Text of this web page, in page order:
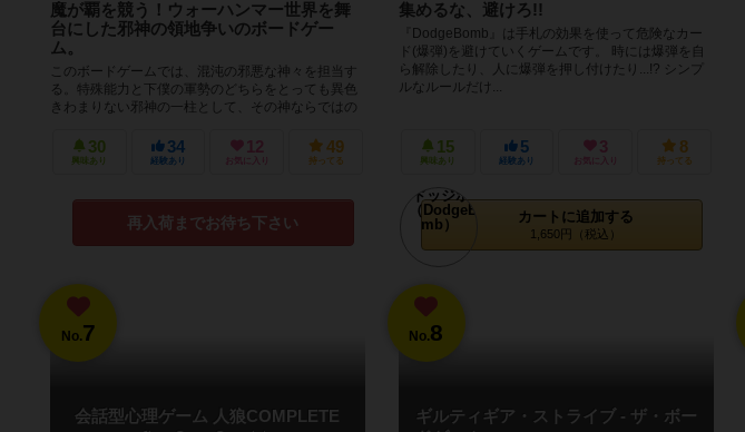
魔が覇を競う！ウォーハンマー世界を舞
台にした邪神の領地争いのボードゲー
ム。
このボードゲームでは、混沌の邪悪な神々を担当す
る。特殊能力と下僕の軍勢のどちらをとっても異色
きわまりない邪神の一柱として、その神ならではの
30
興味あり
34
経験あり
12
お気に入り
49
持ってる
再入荷までお待ち下さい
集めるな、避けろ!!
『DodgeBomb』は手札の効果を使って危険なカー
ド(爆弾)を避けていくゲームです。 時には爆弾を自
ら解除したり、人に爆弾を押し付けたり...!? シンプ
ルなルールだけ...
15
興味あり
5
経験あり
3
お気に入り
8
持ってる
カートに追加する
1,650円（税込）
No.7
会話型心理ゲーム 人狼COMPLETE
No.8
ギルティギア・ストライブ - ザ・ボー